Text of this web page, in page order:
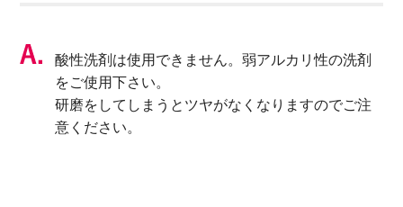
酸性洗剤は使用できません。弱アルカリ性の洗剤
をご使用下さい。
研磨をしてしまうとツヤがなくなりますのでご注
意ください。